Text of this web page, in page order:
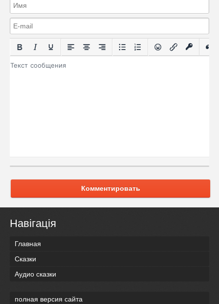
Комментировать
Навігація
Главная
Сказки
Аудио сказки
полная версия сайта